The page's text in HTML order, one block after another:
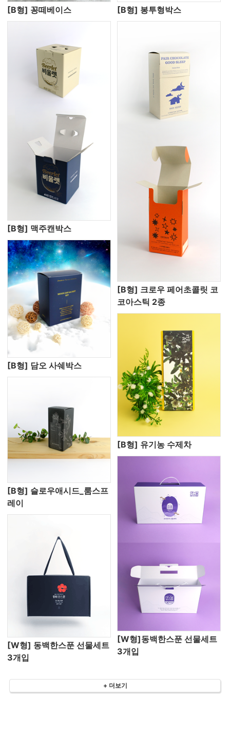
[B형] 꽁떼베이스
[B형] 맥주캔박스
[B형] 봉투형박스
[B형] 담오 사쉐박스
[B형] 크로우 페어초콜릿 코
코아스틱 2종
[B형] 슬로우애시드_룸스프
레이
[B형] 유기농 수제차
[W형] 동백한스푼 선물세트
3개입
[W형]동백한스푼 선물세트
3개입
+ 더보기